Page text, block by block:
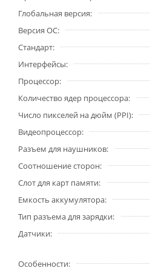
Глобальная версия
Версия ОС
Стандарт
Интерфейсы
Процессор
Количество ядер процессора
Число пикселей на дюйм (PPI)
Видеопроцессор
Разъем для наушников
Соотношение сторон
Слот для карт памяти
Емкость аккумулятора
Тип разъема для зарядки
Датчики
Особенности